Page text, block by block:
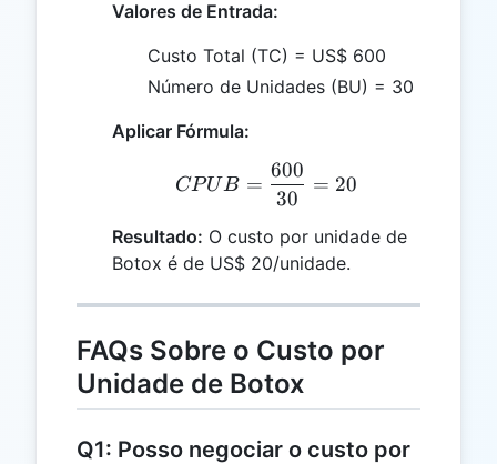
Valores de Entrada:
Custo Total (TC) = US$ 600
Número de Unidades (BU) = 30
Aplicar Fórmula:
CPUB =
CPUB =
30
600
= 20
Resultado: O custo por unidade de
Botox é de US$ 20/unidade.
FAQs Sobre o Custo por
Unidade de Botox
Q1: Posso negociar o custo por